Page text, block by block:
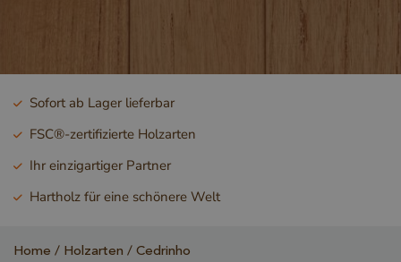
Sofort ab Lager lieferbar
FSC®-zertifizierte Holzarten
Ihr einzigartiger Partner
Hartholz für eine schönere Welt
Home Holzarten Cedrinho